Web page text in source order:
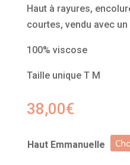
Haut à rayures,
courtes, vendu avec
100% viscose
Taille unique T M
38,00€
Haut Emmanuelle